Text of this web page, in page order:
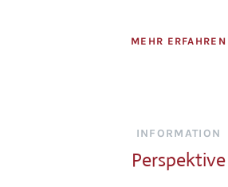
MEHR ERFAHREN
INFORMATION
Perspektive